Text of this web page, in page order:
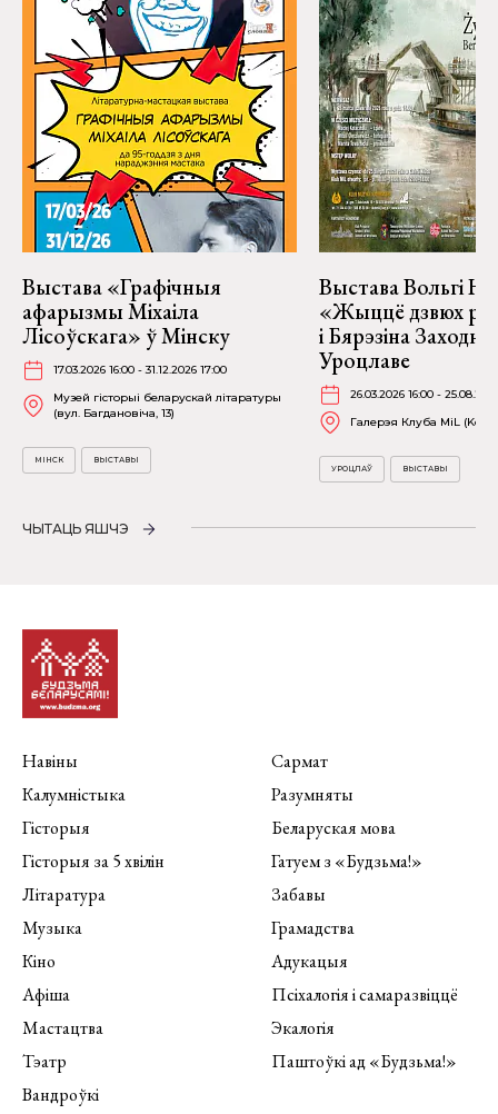
Выстава «Графічныя
афарызмы Міхаіла
Лісоўскага» ў Мінску
17.03.2026 16:00 - 31.12.2026 17:00
Музей гісторыі беларускай літаратуры
(вул. Багдановіча, 13)
МІНСК ВЫСТАВЫ
Выстава Вольгі
«Жыццё дзвюх
і Бярэзіна
Уроцлаве
26.03.2026 16:00 -
Галерэя Клуба MiL
УРОЦЛАЎ ВЫСТАВЫ
ЧЫТАЦЬ ЯШЧЭ
Навіны
Калумністыка
Гісторыя
Гісторыя за 5 хвілін
Літаратура
Музыка
Кіно
Афіша
Мастацтва
Тэатр
Вандроўкі
Сармат
Разумняты
Беларуская мова
Гатуем з «Будзьма!»
Забавы
Грамадства
Адукацыя
Псіхалогія і самаразвіццё
Экалогія
Паштоўкі ад «Будзьма!»